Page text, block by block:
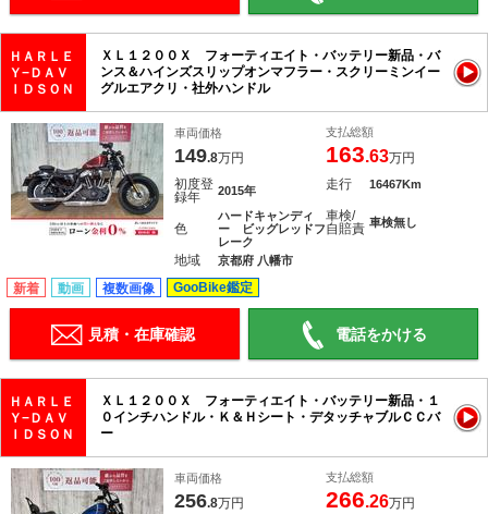
ＨＡＲＬＥ
Ｙ−ＤＡＶ
ＩＤＳＯＮ
ＸＬ１２００Ｘ フォーティエイト・バッテリー新品・バ
ンス＆ハインズスリップオンマフラー・スクリーミンイー
グルエアクリ・社外ハンドル
車両価格
149.8万円
支払総額
163.63万円
初度登
録年
2015年 走行 16467Km
色
ハードキャンディ
ー ビッグレッドフ
レーク
車検/
自賠責 車検無し
地域 京都府 八幡市
新着 動画 複数画像 GooBike鑑定
見積・在庫確認 電話をかける
ＨＡＲＬＥ
Ｙ−ＤＡＶ
ＩＤＳＯＮ
ＸＬ１２００Ｘ フォーティエイト・バッテリー新品・１
０インチハンドル・Ｋ＆Ｈシート・デタッチャブルＣＣバ
ー
車両価格
256.8万円
支払総額
266.26万円